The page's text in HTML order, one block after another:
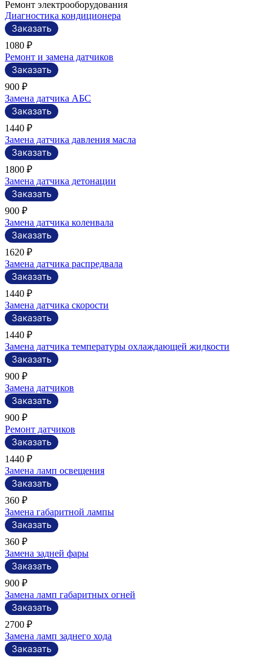
Ремонт электрооборудования
Диагностика кондиционера
1080 ₽
Ремонт и замена датчиков
900 ₽
Замена датчика АБС
1440 ₽
Замена датчика давления масла
1800 ₽
Замена датчика детонации
900 ₽
Замена датчика коленвала
1620 ₽
Замена датчика распредвала
1440 ₽
Замена датчика скорости
1440 ₽
Замена датчика температуры охлаждающей жидкости
900 ₽
Замена датчиков
900 ₽
Ремонт датчиков
1440 ₽
Замена ламп освещения
360 ₽
Замена габаритной лампы
360 ₽
Замена задней фары
900 ₽
Замена ламп габаритных огней
2700 ₽
Замена ламп заднего хода